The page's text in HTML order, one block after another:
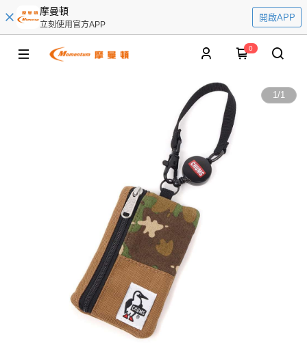
摩曼頓
立刻使用官方APP
開啟APP
0
1/1